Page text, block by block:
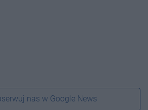
nas w Google News